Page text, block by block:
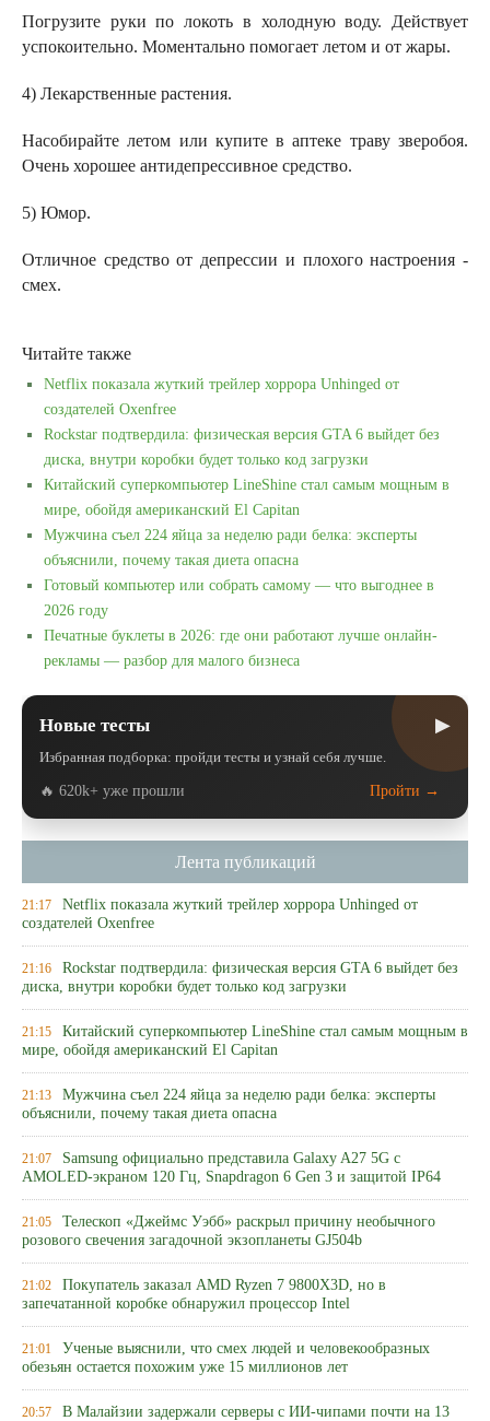
Погрузите руки по локоть в холодную воду. Действует
успокоительно. Моментально помогает летом и от жары.
4) Лекарственные растения.
Насобирайте летом или купите в аптеке траву зверобоя.
Очень хорошее антидепрессивное средство.
5) Юмор.
Отличное средство от депрессии и плохого настроения -
смех.
Читайте также
Netflix показала жуткий трейлер хоррора Unhinged от
создателей Oxenfree
Rockstar подтвердила: физическая версия GTA 6 выйдет без
диска, внутри коробки будет только код загрузки
Китайский суперкомпьютер LineShine стал самым мощным в
мире, обойдя американский El Capitan
Мужчина съел 224 яйца за неделю ради белка: эксперты
объяснили, почему такая диета опасна
Готовый компьютер или собрать самому — что выгоднее в
2026 году
Печатные буклеты в 2026: где они работают лучше онлайн-
рекламы — разбор для малого бизнеса
Новые тесты ▶
Избранная подборка: пройди тесты и узнай себя лучше.
🔥 620k+ уже прошли Пройти →
Лента публикаций
21:17 Netflix показала жуткий трейлер хоррора Unhinged от
создателей Oxenfree
21:16 Rockstar подтвердила: физическая версия GTA 6 выйдет без
диска, внутри коробки будет только код загрузки
21:15 Китайский суперкомпьютер LineShine стал самым мощным в
мире, обойдя американский El Capitan
21:13 Мужчина съел 224 яйца за неделю ради белка: эксперты
объяснили, почему такая диета опасна
21:07 Samsung официально представила Galaxy A27 5G с
AMOLED-экраном 120 Гц, Snapdragon 6 Gen 3 и защитой IP64
21:05 Телескоп «Джеймс Уэбб» раскрыл причину необычного
розового свечения загадочной экзопланеты GJ504b
21:02 Покупатель заказал AMD Ryzen 7 9800X3D, но в
запечатанной коробке обнаружил процессор Intel
21:01 Ученые выяснили, что смех людей и человекообразных
обезьян остается похожим уже 15 миллионов лет
20:57 В Малайзии задержали серверы с ИИ-чипами почти на 13